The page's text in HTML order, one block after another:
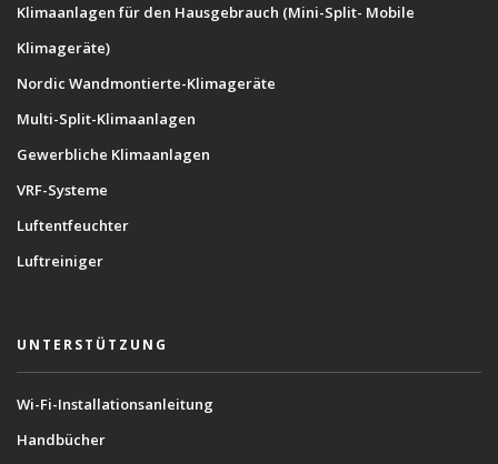
Klimaanlagen für den Hausgebrauch (Mini-Split- Mobile
Klimageräte)
Nordic Wandmontierte-Klimageräte
Multi-Split-Klimaanlagen
Gewerbliche Klimaanlagen
VRF-Systeme
Luftentfeuchter
Luftreiniger
UNTERSTÜTZUNG
Wi-Fi-Installationsanleitung
Handbücher